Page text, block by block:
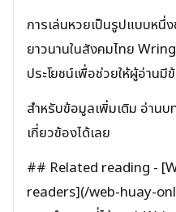
การเล่นหวยเป็นรูปแบบหนึ่
ยาวนานในสังคมไทย
ประโยชน์เพื่อช่วยให้ผู้อ่าน
สำหรับข้อมูลเพิ่มเติม อ่าน
เกี่ยวข้องได้เลย
## Related reading -
readers](/web-huay-